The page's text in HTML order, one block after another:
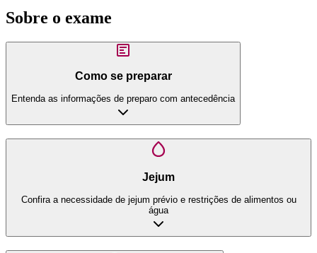
Sobre o exame
Como se preparar
Entenda as informações de preparo com antecedência
Jejum
Confira a necessidade de jejum prévio e restrições de alimentos ou
água